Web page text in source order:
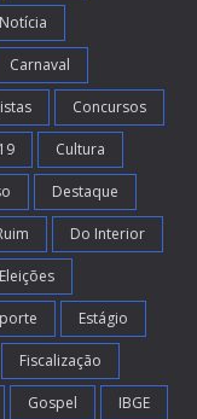
Carnaval
Concursos
Cultura
Destaque
Do Interior
Eleições
Estágio
Fiscalização
Gospel IBGE